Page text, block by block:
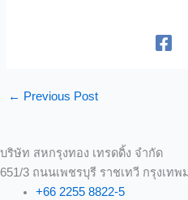
← Previous Post
บริษัท สหกรุงทอง เทรดดิ้ง จำกัด
651/3 ถนนเพชรบุรี ราชเทวี กรุงเท
+66 2255 8822-5